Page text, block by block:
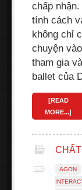
chấp
tính cách
không chỉ
chuyện
tham gia
ballet của
[READ
MORE...]
AGON